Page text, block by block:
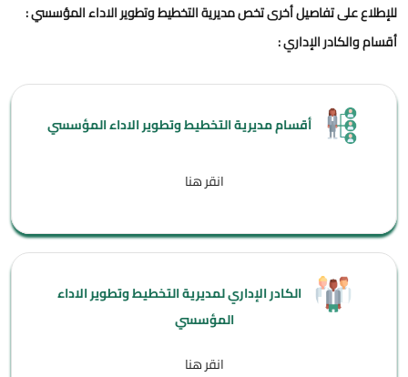
للإطلاع على تفاصيل أخرى تخصمديرية التخطيط وتطوير الاداء المؤسسي :
أقسام والكادر الإداري :
أقسام مديرية التخطيط وتطوير الاداء المؤسسي
انقر هنا
الكادر الإداري لمديرية التخطيط وتطوير الاداء
المؤسسي
انقر هنا